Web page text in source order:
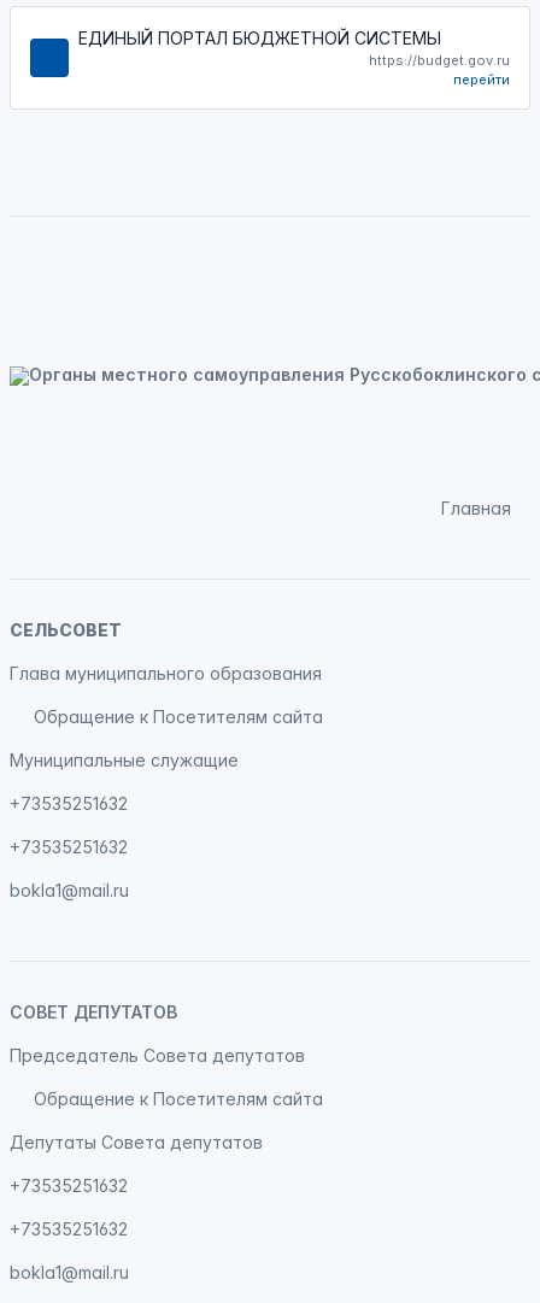
ЕДИНЫЙ ПОРТАЛ БЮДЖЕТНОЙ СИСТЕМЫ
https://budget.gov.ru
перейти
Главная
СЕЛЬСОВЕТ
Глава муниципального образования
Обращение к Посетителям сайта
Муниципальные служащие
+73535251632
+73535251632
bokla1@mail.ru
СОВЕТ ДЕПУТАТОВ
Председатель Совета депутатов
Обращение к Посетителям сайта
Депутаты Совета депутатов
+73535251632
+73535251632
bokla1@mail.ru